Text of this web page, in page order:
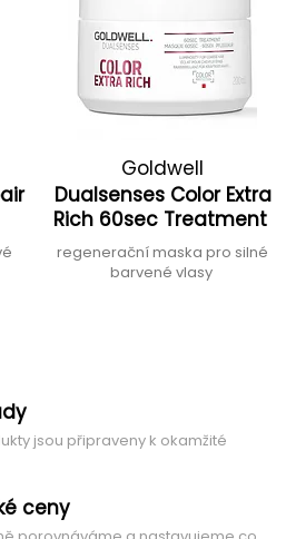
Goldwell
Dualsenses Color Extra
Rich 60sec Treatment
regenerační maska pro silné
barvené vlasy
jsou připraveny k okamžité
ceny